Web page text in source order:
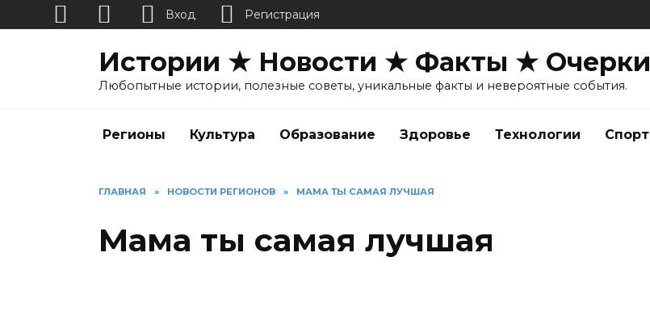
Истории ★ Новости ★ Факты ★ Очерки
Любопытные истории, полезные советы, уникальные факты и невероятные события.
Регионы Культура Образование Здоровье Технологии Спорт
ГЛАВНАЯ » НОВОСТИ РЕГИОНОВ » МАМА ТЫ САМАЯ ЛУЧШАЯ
Мама ты самая лучшая
Вход Регистрация